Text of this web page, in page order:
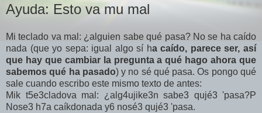
Ayuda: Esto va mu mal
Mi teclado va mal: ¿alguien sabe qué pasa? No se ha caído
nada (que yo sepa: igual algo sí ha caído, parece ser, así
que hay que cambiar la pregunta a qué hago ahora que
sabemos qué ha pasado) y no sé qué pasa. Os pongo qué
sale cuando escribo este mismo texto de antes:
Mik t5e3cladova mal: ¿alg4ujike3n sabe3 qujé3 'pasa?P
Nose3 h7a caíkdonada y6 nosé3 qujé3 'pasa.